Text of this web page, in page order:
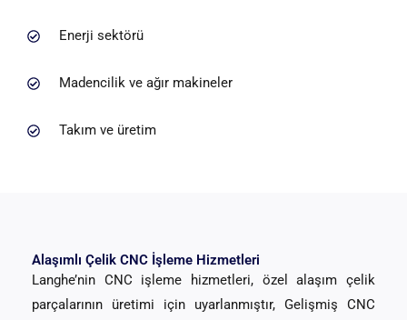
Enerji sektörü
Madencilik ve ağır makineler
Takım ve üretim
Alaşımlı Çelik CNC İşleme Hizmetleri
Langhe’nin CNC işleme hizmetleri, özel alaşım çelik
parçalarının üretimi için uyarlanmıştır, Gelişmiş CNC